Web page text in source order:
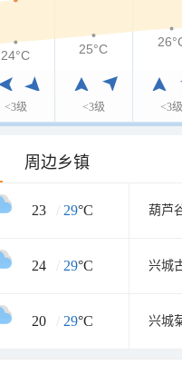
<3级 <3级 <3级
24°C 25°C
周边乡镇
23 / 29°C 葫芦
24 / 29°C 兴城
20 / 29°C 兴城